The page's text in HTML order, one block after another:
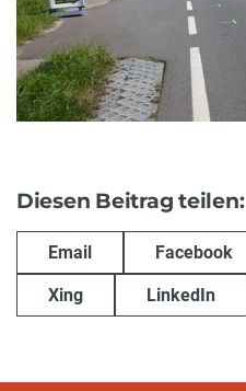
Diesen Beitrag teilen:
Email Facebook
Xing LinkedIn